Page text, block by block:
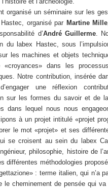
organisé un séminaire sur les
organisé par Martine Mille
d’André Guillerme.
du labex Hastec, sous
les machines et objets
dans les
Notre contribution, insérée
une réflexion
sur les formes du savoir et de
dans lequel nous nous
à un projet intitulé «projet
le mot «projet» et ses
se croisent au sein du labex
philosophie, histoire de
différentes méthodologies
: terme italien, qui n’a
le cheminement de pensée qui va